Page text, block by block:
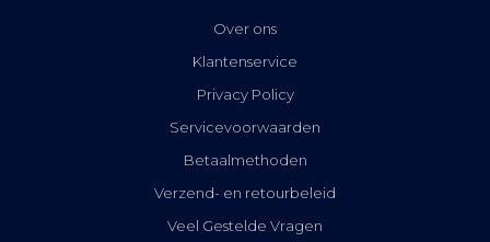
Over ons
Klantenservice
Privacy Policy
Servicevoorwaarden
Betaalmethoden
Verzend- en retourbeleid
Veel Gestelde Vragen